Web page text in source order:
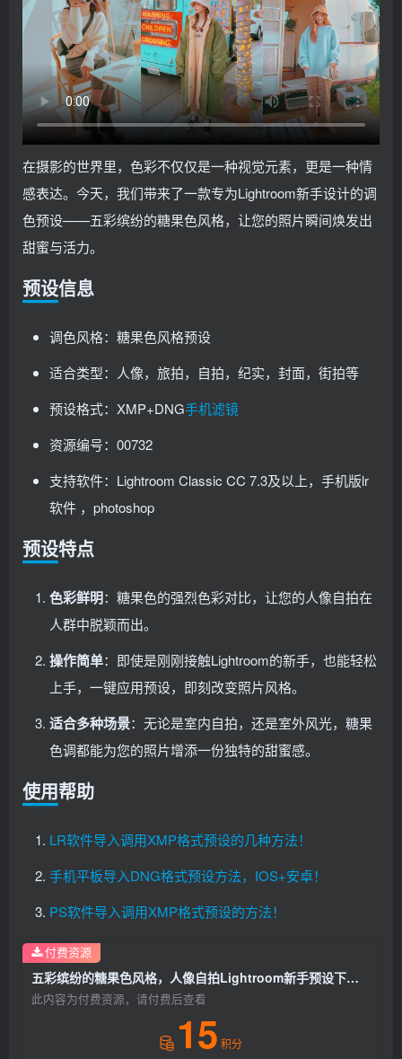
在摄影的世界里，色彩不仅仅是一种视觉元素，更是一种情
感表达。今天，我们带来了一款专为Lightroom新手设计的调
色预设——五彩缤纷的糖果色风格，让您的照片瞬间焕发出
甜蜜与活力。
预设信息
调色风格：糖果色风格预设
适合类型：人像，旅拍，自拍，纪实，封面，街拍等
预设格式：XMP+DNG手机滤镜
资源编号：00732
支持软件：Lightroom Classic CC 7.3及以上，手机版lr
软件 ，photoshop
预设特点
色彩鲜明：糖果色的强烈色彩对比，让您的人像自拍在
人群中脱颖而出。
操作简单：即使是刚刚接触Lightroom的新手，也能轻松
上手，一键应用预设，即刻改变照片风格。
适合多种场景：无论是室内自拍，还是室外风光，糖果
色调都能为您的照片增添一份独特的甜蜜感。
使用帮助
LR软件导入调用XMP格式预设的几种方法！
手机平板导入DNG格式预设方法，IOS+安卓！
PS软件导入调用XMP格式预设的方法！
五彩缤纷的糖果色风格，人像自拍Lightroom新手预设下载！
此内容为付费资源，请付费后查看
15 积分
付费资源